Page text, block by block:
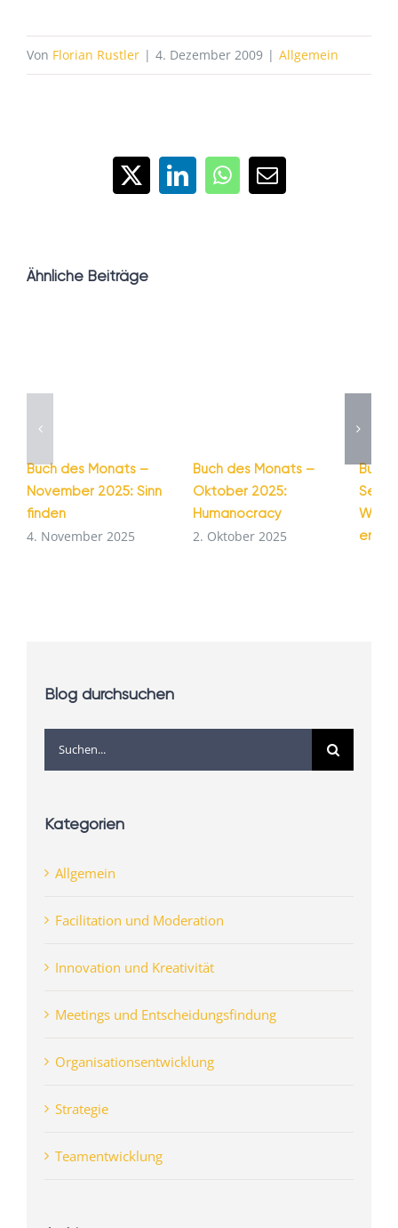
Von Florian Rustler | 4. Dezember 2009 | Allgemein
X LinkedInWhatsApp
E-
Ähnliche Beiträge
Buch des Monats –
November 2025: Sinn
finden
4. November 2025
Buch des Monats –
Oktober 2025:
Humanocracy
2. Oktober 2025
Buch
Wie
Blog durchsuchen
Suche
nach:
Kategorien
Allgemein
Facilitation und Moderation
Innovation und Kreativität
Meetings und Entscheidungsfindung
Organisationsentwicklung
Strategie
Teamentwicklung